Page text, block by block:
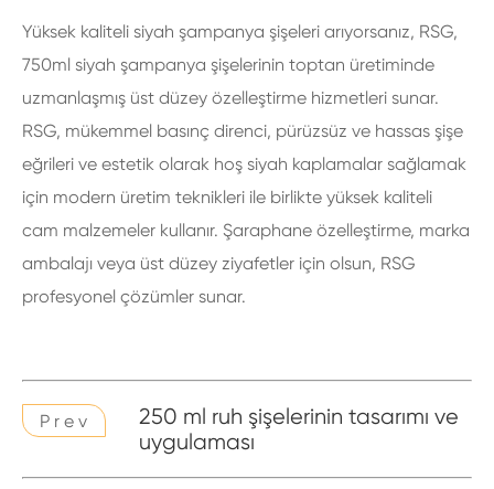
Yüksek kaliteli siyah şampanya şişeleri arıyorsanız, RSG,
750ml siyah şampanya şişelerinin toptan üretiminde
uzmanlaşmış üst düzey özelleştirme hizmetleri sunar.
RSG, mükemmel basınç direnci, pürüzsüz ve hassas şişe
eğrileri ve estetik olarak hoş siyah kaplamalar sağlamak
için modern üretim teknikleri ile birlikte yüksek kaliteli
cam malzemeler kullanır. Şaraphane özelleştirme, marka
ambalajı veya üst düzey ziyafetler için olsun, RSG
profesyonel çözümler sunar.
P r e v
250 ml ruh şişelerinin tasarımı ve
uygulaması